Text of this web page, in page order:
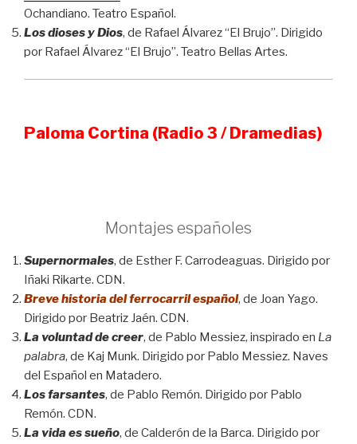
Ochandiano. Teatro Español.
Los dioses y Dios, de Rafael Álvarez “El Brujo”. Dirigido
por Rafael Álvarez “El Brujo”. Teatro Bellas Artes.
Paloma Cortina (Radio 3 / Dramedias)
Montajes españoles
Supernormales, de Esther F. Carrodeaguas. Dirigido por
Iñaki Rikarte. CDN.
Breve historia del ferrocarril español, de Joan Yago.
Dirigido por Beatriz Jaén. CDN.
La voluntad de creer, de Pablo Messiez, inspirado en La
palabra, de Kaj Munk. Dirigido por Pablo Messiez. Naves
del Español en Matadero.
Los farsantes, de Pablo Remón. Dirigido por Pablo
Remón. CDN.
La vida es sueño, de Calderón de la Barca. Dirigido por